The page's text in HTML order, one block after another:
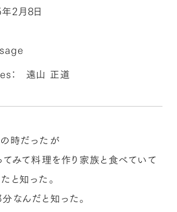
2月8日
： 遠山 正道
時だったが
てみて料理を作り家族と食べていて
と知った。
なんだと知った。